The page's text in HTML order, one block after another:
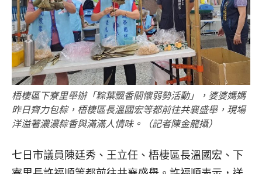
梧棲區下寮里舉辦「粽葉飄香關懷弱勢活動」，婆婆媽媽
昨日齊力包粽，梧棲區長溫國宏等都前往共襄盛舉，現場
洋溢著濃濃粽香與滿滿人情味。（記者陳金龍攝）
七日市議員陳廷秀、王立任、梧棲區長溫國宏、下